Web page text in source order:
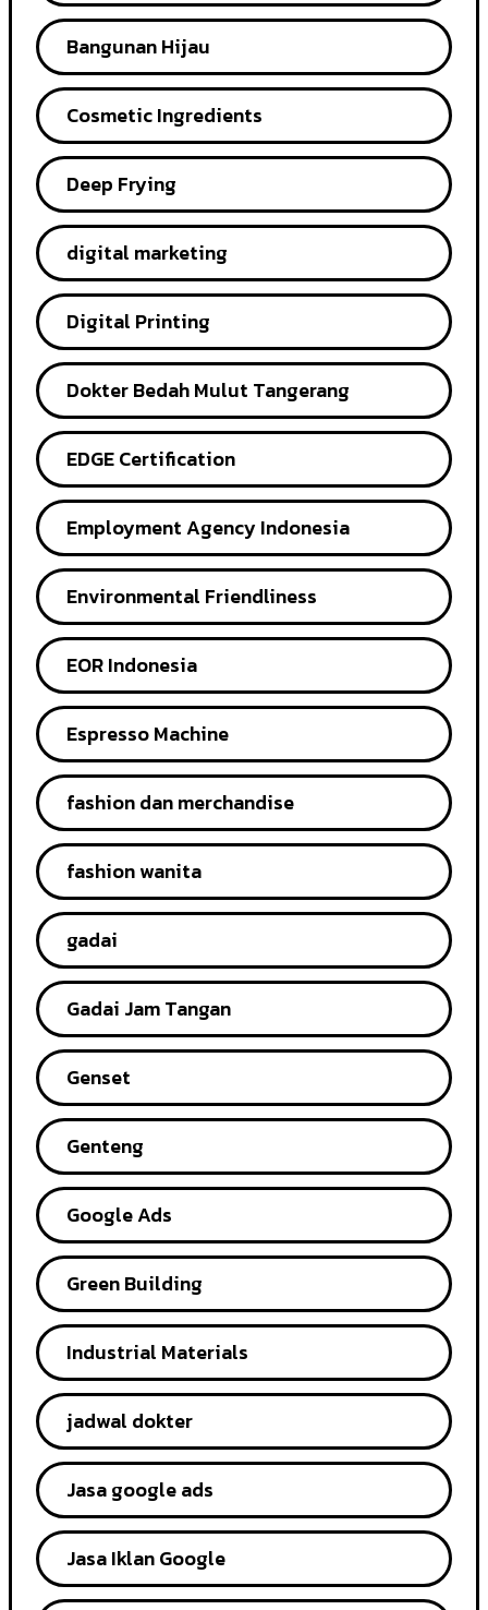
Bangunan Hijau
Cosmetic Ingredients
Deep Frying
digital marketing
Digital Printing
Dokter Bedah Mulut Tangerang
EDGE Certification
Employment Agency Indonesia
Environmental Friendliness
EOR Indonesia
Espresso Machine
fashion dan merchandise
fashion wanita
gadai
Gadai Jam Tangan
Genset
Genteng
Google Ads
Green Building
Industrial Materials
jadwal dokter
Jasa google ads
Jasa Iklan Google